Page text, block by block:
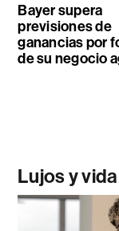
Bayer supera
previsiones de
ganancias por
de su negocio
Lujos y